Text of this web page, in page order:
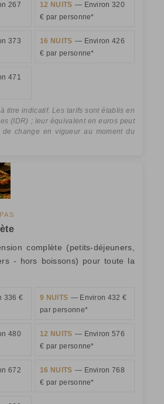
267
12 NUITS — Environ 320
€ par personne*
373
16 NUITS — Environ 426
€ par personne*
471
titre indicatif. Les tarifs sont établis en
(IDR) ; leur équivalent en euros peut
change en vigueur au moment du
complète (petits-déjeuners,
- hors boissons) pour toute la
336 €
9 NUITS — Environ 432 €
par personne*
480
12 NUITS — Environ 576
€ par personne*
672
16 NUITS — Environ 768
€ par personne*